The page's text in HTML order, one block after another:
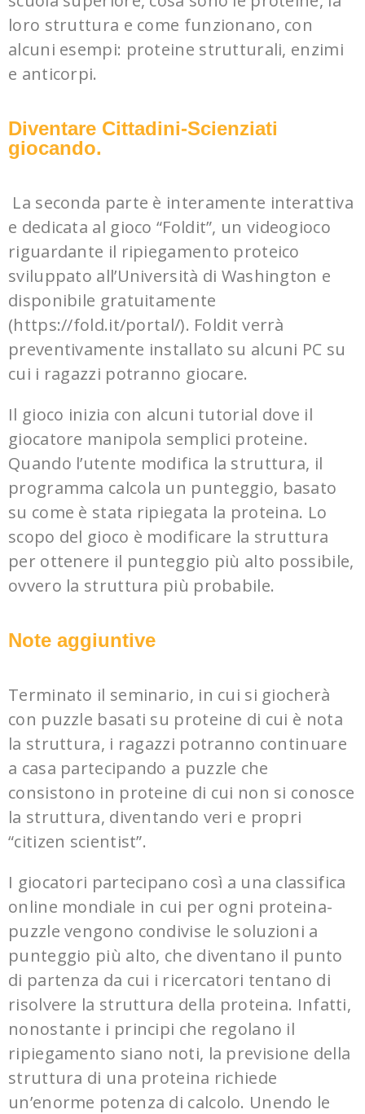
loro struttura e come funzionano, con
alcuni esempi: proteine strutturali, enzimi
e anticorpi.
Diventare Cittadini-Scienziati
giocando.
La seconda parte è interamente interattiva
e dedicata al gioco “Foldit”, un videogioco
riguardante il ripiegamento proteico
sviluppato all’Università di Washington e
disponibile gratuitamente
(https://fold.it/portal/). Foldit verrà
preventivamente installato su alcuni PC su
cui i ragazzi potranno giocare.
Il gioco inizia con alcuni tutorial dove il
giocatore manipola semplici proteine.
Quando l’utente modifica la struttura, il
programma calcola un punteggio, basato
su come è stata ripiegata la proteina. Lo
scopo del gioco è modificare la struttura
per ottenere il punteggio più alto possibile,
ovvero la struttura più probabile.
Note aggiuntive
Terminato il seminario, in cui si giocherà
con puzzle basati su proteine di cui è nota
la struttura, i ragazzi potranno continuare
a casa partecipando a puzzle che
consistono in proteine di cui non si conosce
la struttura, diventando veri e propri
“citizen scientist”.
I giocatori partecipano così a una classifica
online mondiale in cui per ogni proteina-
puzzle vengono condivise le soluzioni a
punteggio più alto, che diventano il punto
di partenza da cui i ricercatori tentano di
risolvere la struttura della proteina. Infatti,
nonostante i principi che regolano il
ripiegamento siano noti, la previsione della
struttura di una proteina richiede
un’enorme potenza di calcolo. Unendo le